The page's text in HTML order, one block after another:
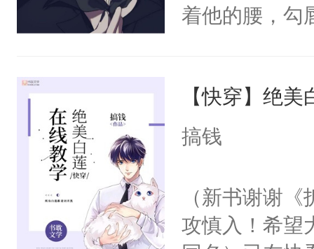
着他的腰，勾
来，给老公
用力——为你
【快穿】绝
搞钱
（新书谢谢
攻慎入！希望